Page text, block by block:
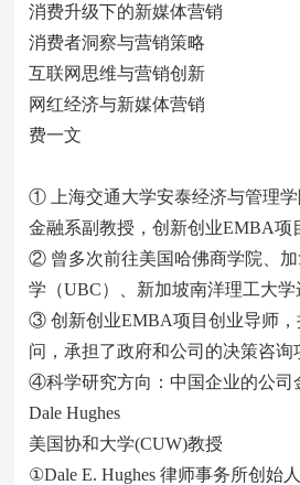
消费升级下的新媒体营销
消费者洞察与营销策略
互联网思维与营销创新
网红经济与新媒体营销
费一文
① 上海交通大学安泰经济与管理学
金融系副教授，创新创业EMBA项
② 曾多次前往美国哈佛商学院、
学（UBC）、新加坡南洋理工大
③ 创新创业EMBA项目创业导师，
问，承担了政府和公司的决策咨询
④科学研究方向：中国企业的公司
Dale Hughes
美国协和大学(CUW)教授
①Dale E. Hughes 律师事务所创始